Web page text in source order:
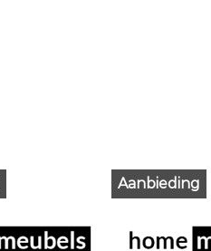
Aanbieding